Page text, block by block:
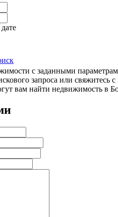
с заданными
запроса или свяжитесь
вам найти недвижимость в